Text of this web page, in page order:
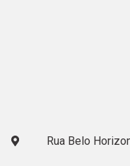
Rua Belo